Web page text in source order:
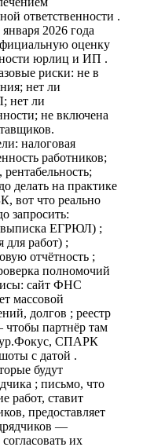
ответственности .
2026 года
оценку
юрлиц и ИП .
риски: не в
нет ли
нет ли
не включена
налоговая
работников;
делать на практике
вот что реально
запросить:
выписка ЕГРЮЛ) ;
для работ) ;
отчётность ;
полномочий
сайт ФНС
массовой
долгов ; реестр
партнёр там
СПАРК
с датой .
будут
; письмо, что
работ, ставит
предоставляет
—
их